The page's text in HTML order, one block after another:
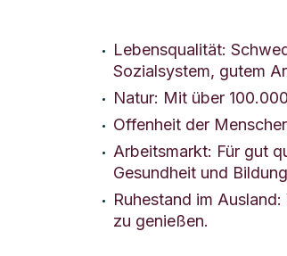
Lebensqualität:
Sozialsystem, gutem
Natur: Mit über
Offenheit der
Arbeitsmarkt: Für gut
Gesundheit und
Ruhestand im
zu genießen.